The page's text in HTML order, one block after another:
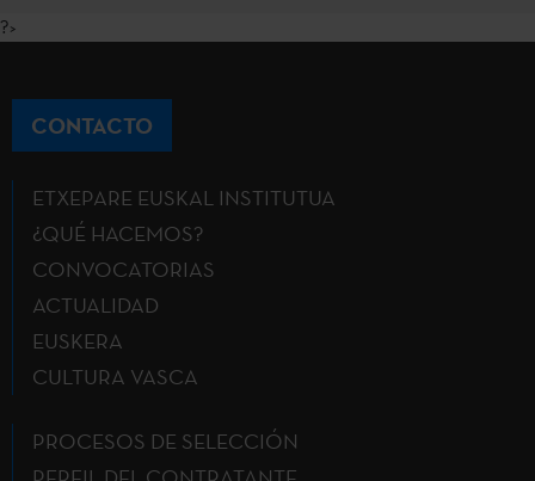
?>
CONTACTO
ETXEPARE EUSKAL INSTITUTUA
¿QUÉ HACEMOS?
CONVOCATORIAS
ACTUALIDAD
EUSKERA
CULTURA VASCA
PROCESOS DE SELECCIÓN